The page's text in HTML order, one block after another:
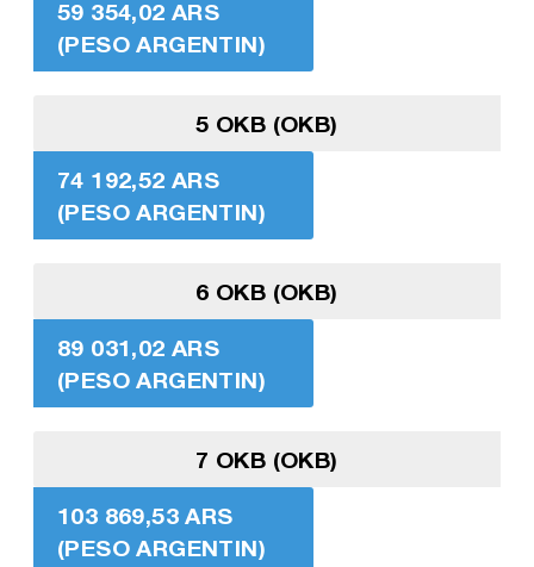
59 354,02 ARS
(PESO ARGENTIN)
5 OKB (OKB)
74 192,52 ARS
(PESO ARGENTIN)
6 OKB (OKB)
89 031,02 ARS
(PESO ARGENTIN)
7 OKB (OKB)
103 869,53 ARS
(PESO ARGENTIN)